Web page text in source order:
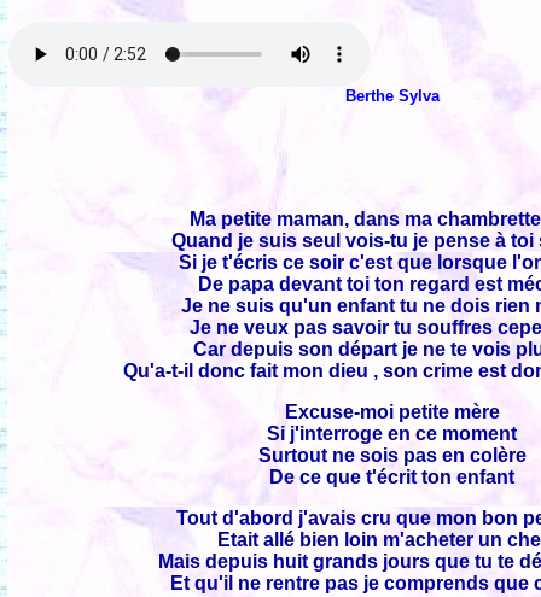
Berthe Sylva
Ma petite maman, dans ma
Quand je suis seul vois-tu je pense à toi
Si je t'écris ce soir c'est que lorsque
De papa devant toi ton regard est
Je ne suis qu'un enfant tu ne dois rien
Je ne veux pas savoir tu souffres
Car depuis son départ je ne te vois
Qu'a-t-il donc fait mon dieu , son crime est
Excuse-moi petite mère
Si j'interroge en ce moment
Surtout ne sois pas en colère
De ce que t'écrit ton enfant
Tout d'abord j'avais cru que mon bon
Etait allé bien loin m'acheter un
Mais depuis huit grands jours que tu te
Et qu'il ne rentre pas je comprends que